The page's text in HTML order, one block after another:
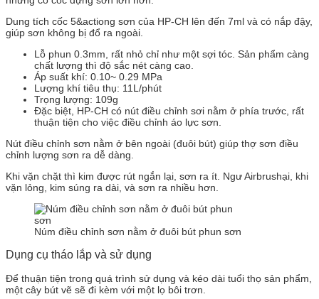
Dung tích cốc 5&actiong sơn của HP-CH lên đến 7ml và có nắp đậy,
giúp sơn không bị đổ ra ngoài.
Lỗ phun 0.3mm, rất nhỏ chỉ như một sợi tóc. Sản phẩm càng
chất lượng thì độ sắc nét càng cao.
Áp suất khí: 0.10~ 0.29 MPa
Lượng khí tiêu thụ: 11L/phút
Trọng lượng: 109g
Đặc biệt, HP-CH có nút điều chỉnh sơi nằm ở phía trước, rất
thuận tiện cho việc điều chỉnh áo lực sơn.
Nút điều chỉnh sơn nằm ở bên ngoài (đuôi bút) giúp thợ sơn điều
chỉnh lượng sơn ra dễ dàng.
Khi vặn chặt thì kim được rút ngắn lại, sơn ra ít. Ngư Airbrushại, khi
vặn lỏng, kim súng ra dài, và sơn ra nhiều hơn.
Núm điều chỉnh sơn nằm ở đuôi bút phun sơn
Dụng cụ tháo lắp và sử dụng
Để thuận tiện trong quá trình sử dụng và kéo dài tuổi thọ sản phẩm,
một cây bút vẽ sẽ đi kèm với một lọ bôi trơn.